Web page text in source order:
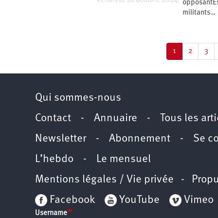
militants…
Page
courante
1 Page
2 Page
3
Qui sommes-nous
Contact - Annuaire - Tous les
Newsletter- Abonnement - Se
L’hebdo - Le mensuel
Mentions légales / Vie privée -
Facebook
YouTube Vimeo
Username